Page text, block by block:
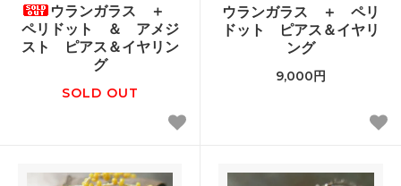
ウランガラス ＋
ペリドット ＆ アメジ
スト ピアス＆イヤリン
グ
SOLD OUT
ウランガラス ＋ ペリ
ドット ピアス＆イヤリ
ング
9,000円